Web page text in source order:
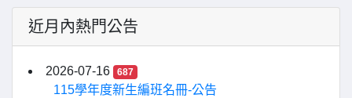
近月內熱門公告
2026-07-16 687
115學年度新生編班名冊-公告